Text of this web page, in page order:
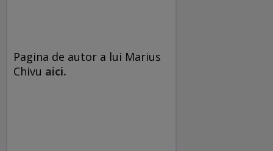
Pagina de autor a lui Marius
Chivu aici.